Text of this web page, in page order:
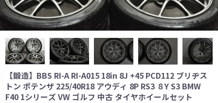
【鍛造】BBS RI-A RI-A015 18in 8J +45 PCD112 ブリヂス
トン ポテンザ 225/40R18 アウディ 8P RS3 ８Y S3 BMW
F40 1シリーズ VW ゴルフ 中古 タイヤホイールセット